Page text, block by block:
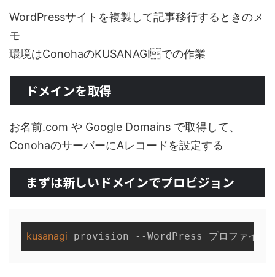
WordPressサイトを複製して記事移行するときのメ
モ
環境はConohaのKUSANAGIでの作業
ドメインを取得
お名前.com や Google Domains で取得して、
ConohaのサーバーにAレコードを設定する
まずは新しいドメインでプロビジョン
kusanagi